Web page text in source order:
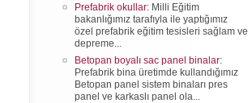
Prefabrik okullar: Milli Eğitim
bakanlığımız tarafıyla ile yaptığımız
özel prefabrik eğitim tesisleri sağlam ve
depreme...
Betopan boyalı sac panel binalar:
Prefabrik bina üretimde kullandığımız
Betopan panel sistem binaları pres
panel ve karkaslı panel ola...